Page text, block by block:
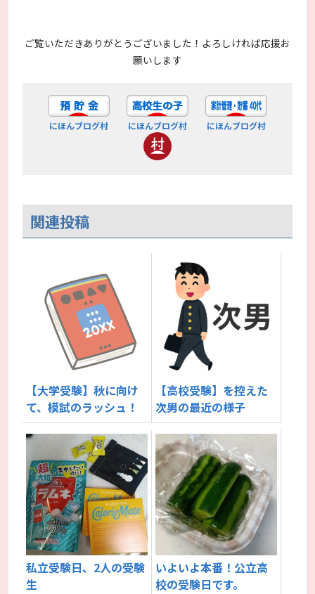
ご覧いただきありがとうございました！よろしければ応援お
願いします
にほんブログ村 にほんブログ村 にほんブログ村
関連投稿
【大学受験】秋に向け
て、模試のラッシュ！
【高校受験】を控えた
次男の最近の様子
私立受験日、2人の受験
生
いよいよ本番！公立高
校の受験日です。